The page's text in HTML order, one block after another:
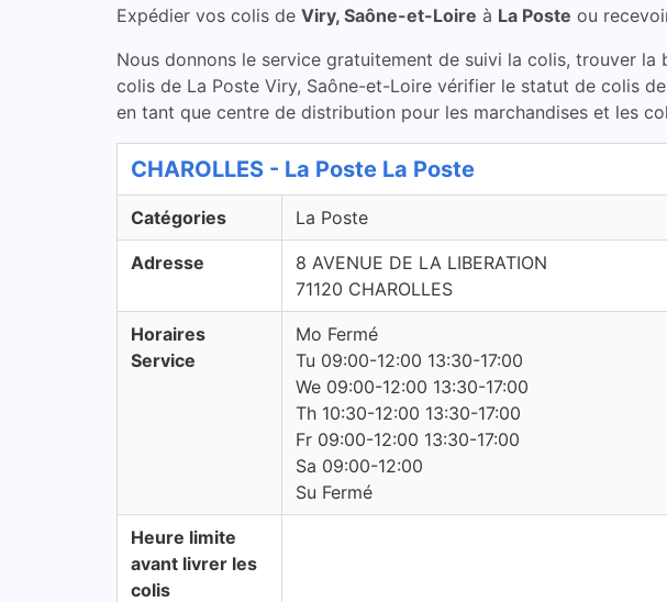
Expédier vos colis de Viry, Saône-et-Loire à La Poste ou
Nous donnons le service gratuitement de suivi la colis, trouver la
colis de La Poste Viry, Saône-et-Loire vérifier le statut de colis
en tant que centre de distribution pour les marchandises et les
CHAROLLES - La Poste La Poste
Catégories La Poste
Adresse
8 AVENUE DE LA LIBERATION
71120 CHAROLLES
Horaires
Service
Mo Fermé
Tu 09:00-12:00 13:30-17:00
We 09:00-12:00 13:30-17:00
Th 10:30-12:00 13:30-17:00
Fr 09:00-12:00 13:30-17:00
Sa 09:00-12:00
Su Fermé
Heure limite
avant livrer les
colis